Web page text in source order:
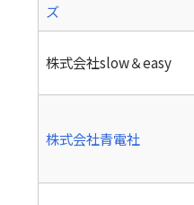
ズ
株式会社slow＆easy
株式会社青電社